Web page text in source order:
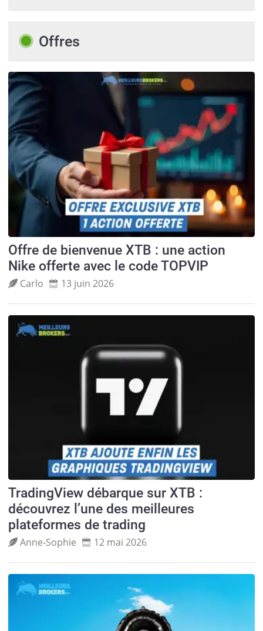
Offres
Offre de bienvenue XTB : une action
Nike offerte avec le code TOPVIP
Carlo 13 juin 2026
TradingView débarque sur XTB :
découvrez l’une des meilleures
plateformes de trading
Anne‑Sophie 12 mai 2026